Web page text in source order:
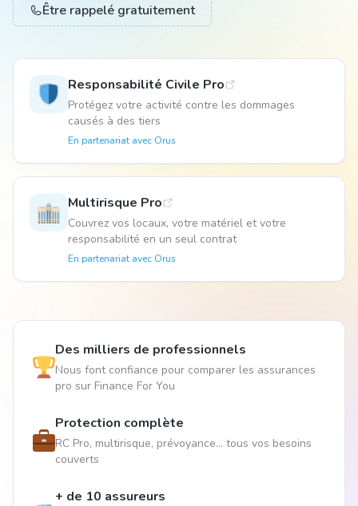
Animal
04 51 55 49 38
Être rappelé gratuitement
Responsabilité Civile Pro
Protégez votre activité contre les dommages
causés à des tiers
En partenariat avecOrus
Multirisque Pro
Couvrez vos locaux, votre matériel et votre
responsabilité en un seul contrat
En partenariat avecOrus
Des milliers de professionnels
Nous font confiance pour comparer les assurances
pro sur Finance For You
Protection complète
RC Pro, multirisque, prévoyance... tous vos besoins
couverts
+ de 10 assureurs